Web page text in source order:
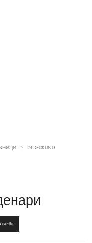
IN DECKUNG
желби